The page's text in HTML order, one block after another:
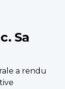
Sa
a rendu